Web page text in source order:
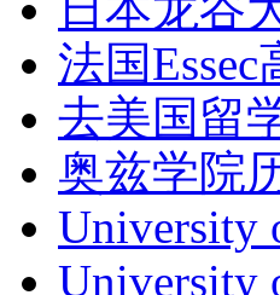
法国
去美国留
奥兹学院
University
University